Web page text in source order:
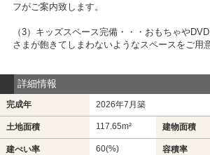
フがご案内致します。
（3）キッズスペース完備・・・おもちゃや
さまが飽きてしまわないようなスペースをご用
詳細情報
完成年 2026年7月築
土地面積 117.65m² 建物面積
建ぺい率 60(%) 容積率